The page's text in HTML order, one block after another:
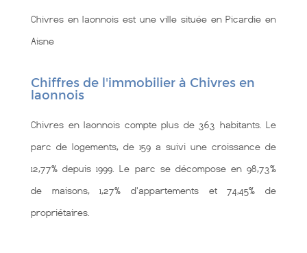
Chivres en laonnois est une ville située en Picardie en
Aisne
Chiffres de l'immobilier à Chivres en
laonnois
Chivres en laonnois compte plus de 363 habitants. Le
parc de logements, de 159 a suivi une croissance de
12,77% depuis 1999. Le parc se décompose en 98,73%
de maisons, 1,27% d'appartements et 74,45% de
propriétaires.